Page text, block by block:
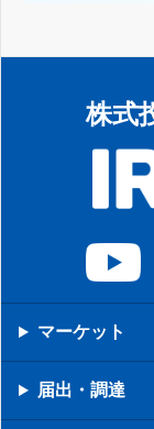
株式
マーケット
届出・調達